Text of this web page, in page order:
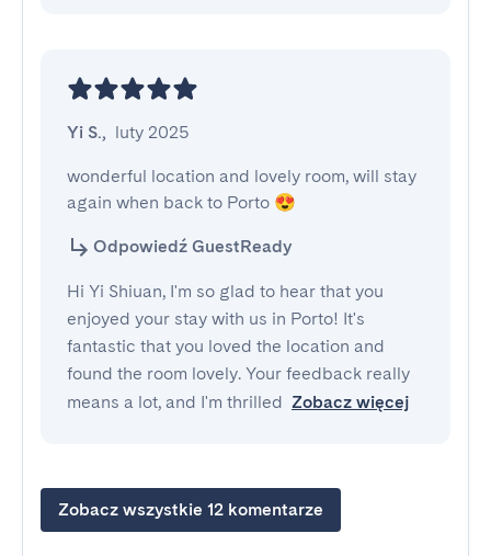
Yi S., luty 2025
wonderful location and lovely room, will stay
again when back to Porto 😍
Odpowiedź GuestReady
Hi Yi Shiuan, I'm so glad to hear that you
enjoyed your stay with us in Porto! It's
fantastic that you loved the location and
found the room lovely. Your feedback really
means a lot, and I'm thrilled Zobacz więcej
Zobacz wszystkie 12 komentarze